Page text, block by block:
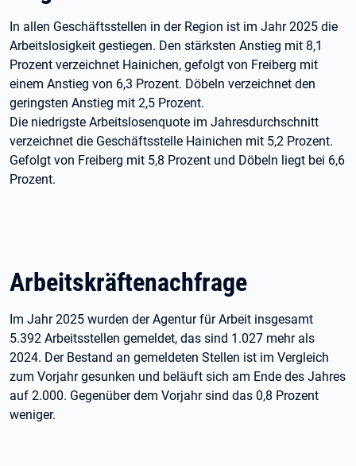
In allen Geschäftsstellen in der Region ist im Jahr 2025 die
Arbeitslosigkeit gestiegen. Den stärksten Anstieg mit 8,1
Prozent verzeichnet Hainichen, gefolgt von Freiberg mit
einem Anstieg von 6,3 Prozent. Döbeln verzeichnet den
geringsten Anstieg mit 2,5 Prozent.
Die niedrigste Arbeitslosenquote im Jahresdurchschnitt
verzeichnet die Geschäftsstelle Hainichen mit 5,2 Prozent.
Gefolgt von Freiberg mit 5,8 Prozent und Döbeln liegt bei 6,6
Prozent.
Arbeitskräftenachfrage
Im Jahr 2025 wurden der Agentur für Arbeit insgesamt
5.392 Arbeitsstellen gemeldet, das sind 1.027 mehr als
2024. Der Bestand an gemeldeten Stellen ist im Vergleich
zum Vorjahr gesunken und beläuft sich am Ende des Jahres
auf 2.000. Gegenüber dem Vorjahr sind das 0,8 Prozent
weniger.